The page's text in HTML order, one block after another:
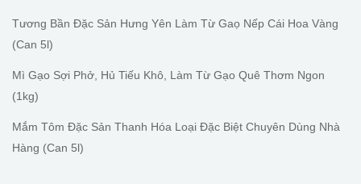
Tương Bần Đặc Sản Hưng Yên Làm Từ Gaọ Nếp Cái Hoa Vàng
(can 5l)
Mì Gạo Sợi Phở, Hủ Tiếu Khô, Làm Từ Gạo Quê Thơm Ngon
(1kg)
Mắm Tôm Đặc Sản Thanh Hóa Loại Đặc Biệt Chuyên Dùng Nhà
Hàng (can 5l)